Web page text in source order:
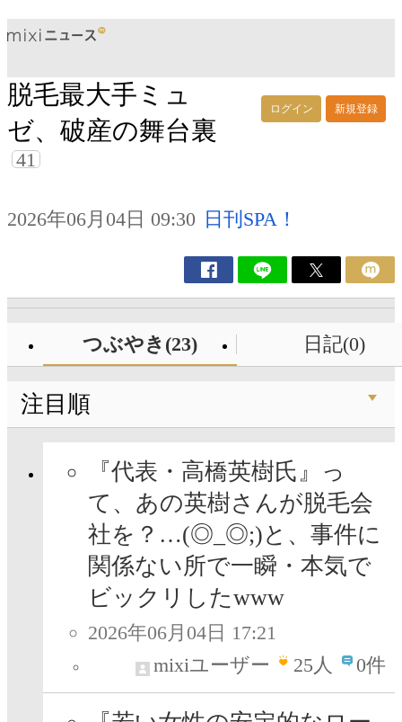
ログイン 新規登録
脱毛最大手ミュ
ゼ、破産の舞台裏
41
2026年06月04日 09:30 日刊SPA！
つぶやき(23) 日記(0)
注目順
『代表・高橋英樹氏』っ
て、あの英樹さんが脱毛会
社を？…(◎_◎;)と、事件に
関係ない所で一瞬・本気で
ビックリしたwww
2026年06月04日 17:21
mixiユーザー
25人 0件